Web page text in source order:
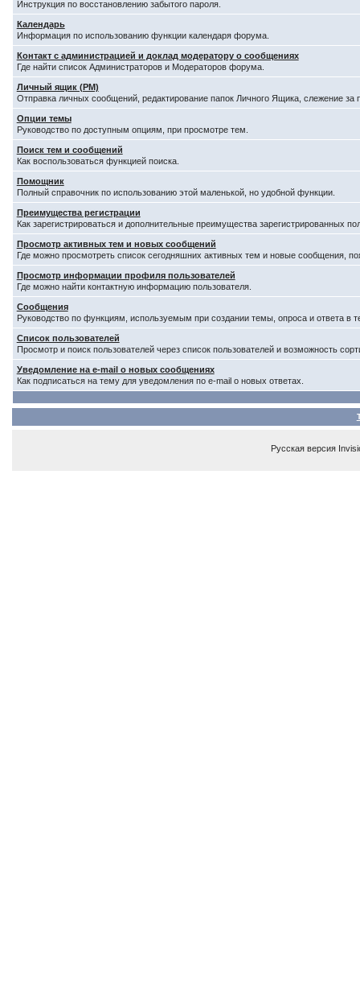
Инструкция по восстановлению забытого пароля.
Календарь
Информация по использованию функции календаря форума.
Контакт с администрацией и доклад модератору о сообщениях
Где найти список Администраторов и Модераторов форума.
Личный ящик (PM)
Отправка личных сообщений, редактирование папок Личного Ящика, слежение
Опции темы
Руководство по доступным опциям, при просмотре тем.
Поиск тем и сообщений
Как воспользоваться функцией поиска.
Помощник
Полный справочник по использованию этой маленькой, но удобной функции.
Преимущества регистрации
Как зарегистрироваться и дополнительные преимущества зарегистрированных
Просмотр активных тем и новых сообщений
Где можно просмотреть список сегодняшних активных тем и новые сообщения,
Просмотр информации профиля пользователей
Где можно найти контактную информацию пользователя.
Сообщения
Руководство по функциям, используемым при создании темы, опроса и ответа в
Список пользователей
Просмотр и поиск пользователей через список пользователей и возможность
Уведомление на e-mail о новых сообщениях
Как подписаться на тему для уведомления по e-mail о новых ответах.
Русская версия